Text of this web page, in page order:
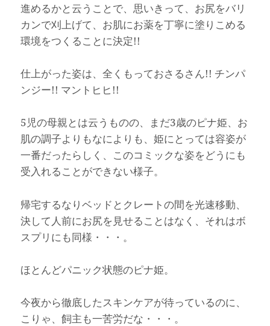
進めるかと云うことで、思いきって、お尻をバリ
カンで刈上げて、お肌にお薬を丁寧に塗りこめる
環境をつくることに決定!!
仕上がった姿は、全くもっておさるさん!! チンパ
ンジー!! マントヒヒ!!
5児の母親とは云うものの、まだ3歳のピナ姫、お
肌の調子よりもなによりも、姫にとっては容姿が
一番だったらしく、このコミックな姿をどうにも
受入れることができない様子。
帰宅するなりベッドとクレートの間を光速移動、
決して人前にお尻を見せることはなく、それはボ
スプリにも同様・・・。
ほとんどパニック状態のピナ姫。
今夜から徹底したスキンケアが待っているのに、
こりゃ、飼主も一苦労だな・・・。